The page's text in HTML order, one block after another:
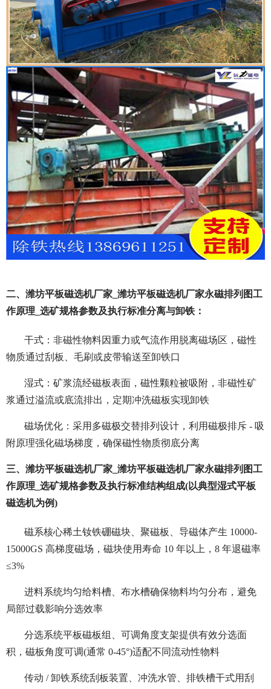
二、潍坊平板磁选机厂家_潍坊平板磁选机厂家永磁排列图工
作原理_选矿规格参数及执行标准分离与卸铁：
干式：非磁性物料因重力或气流作用脱离磁场区，磁性
物质通过刮板、毛刷或皮带输送至卸铁口
湿式：矿浆流经磁板表面，磁性颗粒被吸附，非磁性矿
浆通过溢流或底流排出，定期冲洗磁板实现卸铁
磁场优化：采用多磁极交替排列设计，利用磁极排斥 - 吸
附原理强化磁场梯度，确保磁性物质彻底分离
三、潍坊平板磁选机厂家_潍坊平板磁选机厂家永磁排列图工
作原理_选矿规格参数及执行标准结构组成(以典型湿式平板
磁选机为例)
磁系核心稀土钕铁硼磁块、聚磁板、导磁体产生 10000-
15000GS 高梯度磁场，磁块使用寿命 10 年以上，8 年退磁率
≤3%
进料系统均匀给料槽、布水槽确保物料均匀分布，避免
局部过载影响分选效率
分选系统平板磁板组、可调角度支架提供有效分选面
积，磁板角度可调(通常 0-45°)适配不同流动性物料
传动 / 卸铁系统刮板装置、冲洗水管、排铁槽干式用刮